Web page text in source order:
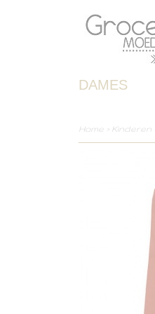
DAMES
Home > Kinderen